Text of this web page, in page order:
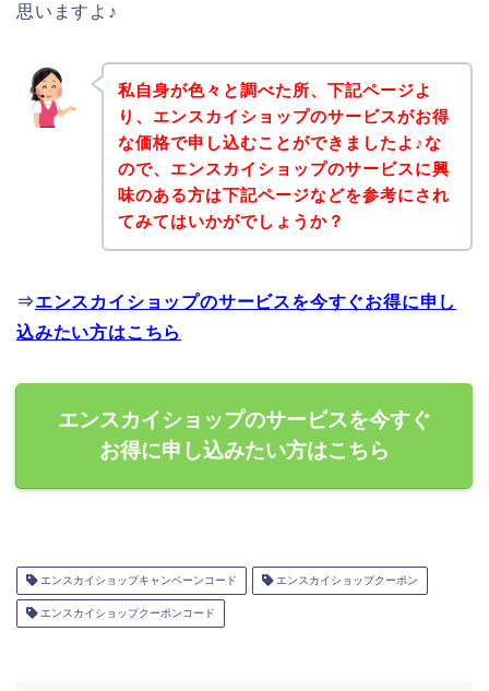
思いますよ♪
私自身が色々と調べた所、下記ページよ
り、エンスカイショップのサービスがお得
な価格で申し込むことができましたよ♪な
ので、エンスカイショップのサービスに興
味のある方は下記ページなどを参考にされ
てみてはいかがでしょうか？
⇒エンスカイショップのサービスを今すぐお得に申し
込みたい方はこちら
エンスカイショップのサービスを今すぐ
お得に申し込みたい方はこちら
エンスカイショップキャンペーンコード エンスカイショップクーポン
エンスカイショップクーポンコード